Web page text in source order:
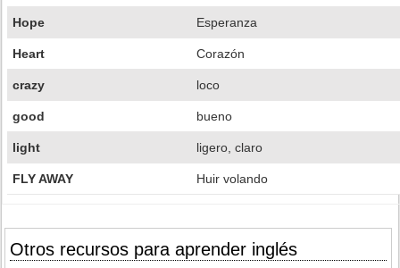
Hope Esperanza
Heart Corazón
crazy loco
good bueno
light ligero, claro
FLY AWAY Huir volando
Otros recursos para aprender inglés